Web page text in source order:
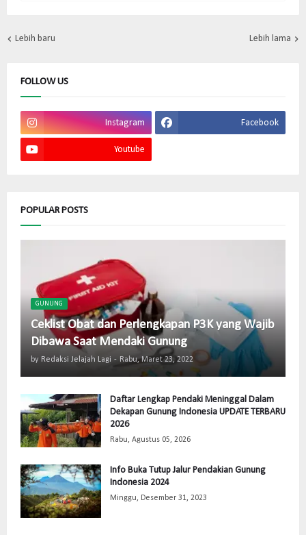
Lebih baru Lebih lama
FOLLOW US
Instagram Facebook
Youtube
POPULAR POSTS
GUNUNG
Ceklist Obat dan Perlengkapan P3K yang Wajib
Dibawa Saat Mendaki Gunung
by Redaksi Jelajah Lagi - Rabu, Maret 23, 2022
Daftar Lengkap Pendaki Meninggal Dalam
Dekapan Gunung Indonesia UPDATE TERBARU
2026
Rabu, Agustus 05, 2026
Info Buka Tutup Jalur Pendakian Gunung
Indonesia 2024
Minggu, Desember 31, 2023